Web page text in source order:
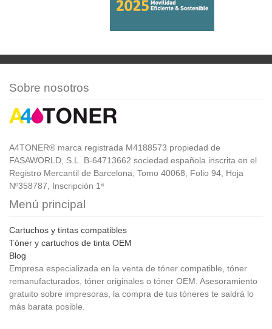
Sobre nosotros
A4TONER® marca registrada M4188573 propiedad de
FASAWORLD, S.L. B-64713662 sociedad española inscrita en el
Registro Mercantil de Barcelona, Tomo 40068, Folio 94, Hoja
Nº358787, Inscripción 1ª
Menú principal
Cartuchos y tintas compatibles
Tóner y cartuchos de tinta OEM
Blog
Empresa especializada en la venta de tóner compatible, tóner
remanufacturados, tóner originales o tóner OEM. Asesoramiento
gratuito sobre impresoras, la compra de tus tóneres te saldrá lo
más barata posible.